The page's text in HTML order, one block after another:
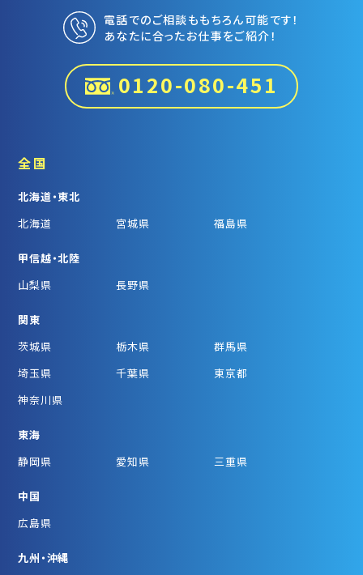
電話でのご相談ももちろん可能です！
あなたに合ったお仕事をご紹介！
0120-080-451
全国
北海道・東北
北海道
宮城県 福島県
甲信越・北陸
山梨県
長野県
関東
茨城県
栃木県
群馬県
埼玉県
千葉県
東京都
神奈川県
東海
静岡県
愛知県 三重県
中国
広島県
九州・沖縄